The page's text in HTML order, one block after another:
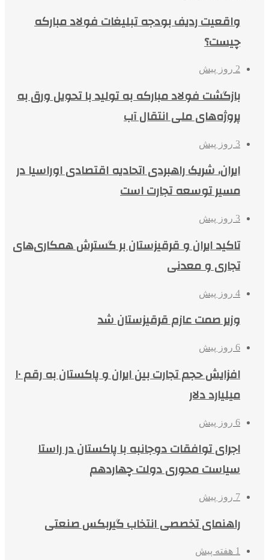
واقعیت ردیف بودجه تبلیغات فولاد مبارکه
چیست؟
2 روز پیش
بازگشت فولاد مبارکه به تولید با تحویل ورق به
پروژه‌های ملی انتقال آب
3 روز پیش
ایران، شریک راهبردی اتحادیه اقتصادی اوراسیا در
مسیر توسعه تجارت است
3 روز پیش
تاکید ایران و قرقیزستان بر گسترش همکاری‌های
تجاری و معدنی
4 روز پیش
وزیر صمت عازم قرقیزستان شد
6 روز پیش
افزایش حجم تجارت بین ایران و پاکستان به رقم ۱۰
میلیارد دلار
6 روز پیش
اجرای توافقات دوجانبه با پاکستان در راستا
سیاست محوری دولت چهاردهم
7 روز پیش
راهنمای تخصصی انتخاب گیربکس صنعتی
1 هفته پیش